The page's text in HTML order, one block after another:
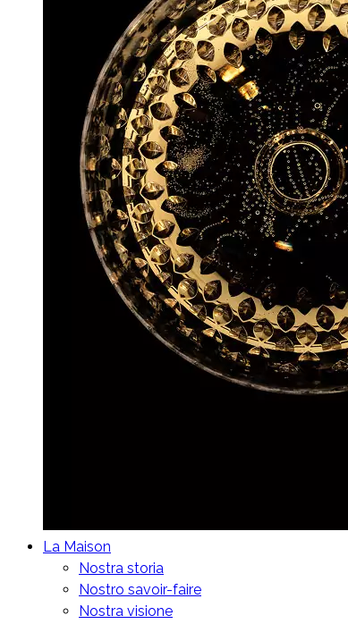
La Maison
Nostra storia
Nostro savoir-faire
Nostra visione